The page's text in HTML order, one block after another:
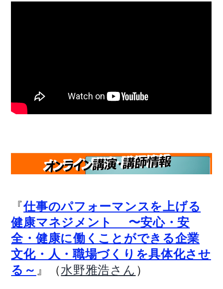
『仕事のパフォーマンスを上げる
健康マネジメント 〜安心・安
全・健康に働くことができる企業
文化・人・職場づくりを具体化させ
る～ 』（水野雅浩さん ）